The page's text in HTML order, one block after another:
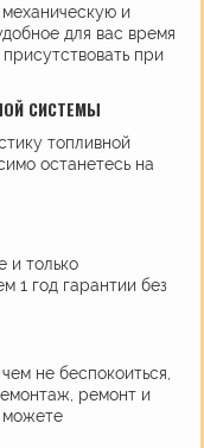
и
для вас время
при
СИСТЕМЫ
топливной
останетесь на
и только
1 год гарантии без
не беспокоиться,
ремонт и
можете